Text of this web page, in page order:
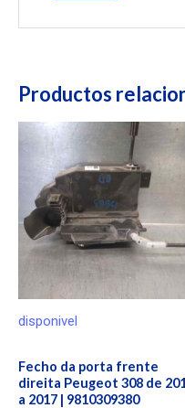
Productos
disponivel
Fecho da porta frente
direita Peugeot 308 de
a 2017 | 9810309380